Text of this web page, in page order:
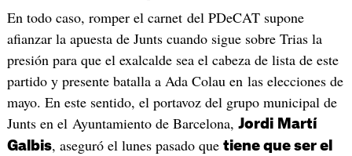
En todo caso, romper el carnet del PDeCAT supone
afianzar la apuesta de Junts cuando sigue sobre Trias la
presión para que el exalcalde sea el cabeza de lista de este
partido y presente batalla a Ada Colau en las elecciones de
mayo. En este sentido, el portavoz del grupo municipal de
Junts en el Ayuntamiento de Barcelona, Jordi Martí
Galbis, aseguró el lunes pasado que tiene que ser el